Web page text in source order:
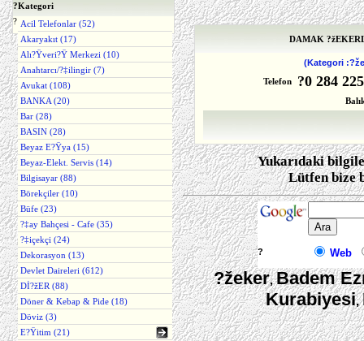
?Kategori
? Acil Telefonlar (52)
Akaryakıt (17)
Alı?Ÿveri?Ÿ Merkezi (10)
Anahtarcı/?‡ilingir (7)
Avukat (108)
BANKA (20)
Bar (28)
BASIN (28)
Beyaz E?Ÿya (15)
Beyaz-Elekt. Servis (14)
Bilgisayar (88)
Börekçiler (10)
Büfe (23)
?‡ay Bahçesi - Cafe (35)
?‡içekçi (24)
Dekorasyon (13)
Devlet Daireleri (612)
Dİ?žER (88)
Döner & Kebap & Pide (18)
Döviz (3)
E?Ÿitim (21)
DAMAK
(Kategori
Telefon
?0 284
Yukarıdaki
Lütfen bize
? Web
?žeker, Badem
Kurabiyesi,